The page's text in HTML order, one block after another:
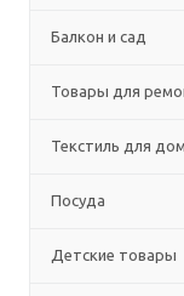
Балкон и сад
Товары для
Текстиль для
Посуда
Детские товары